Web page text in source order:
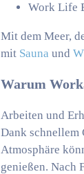
Work Life
Mit dem Meer,
mit Sauna und
Warum
Arbeiten und
Dank schnellem
Atmosphäre
genießen. Nach